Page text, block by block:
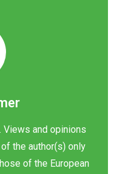
Views and opinions
the author(s) only
of the European